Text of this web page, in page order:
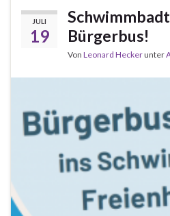
JULI
19
Bürgerbus!
Von Leonard Heckerunter